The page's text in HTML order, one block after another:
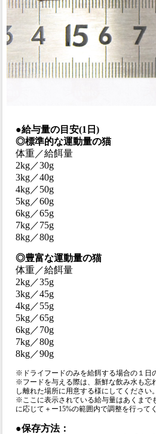
●給与量の目安(1日)
◎標準的な運動量の猫
体重／給餌量
2kg／30g
3kg／40g
4kg／50g
5kg／60g
6kg／65g
7kg／75g
8kg／80g
◎豊富な運動量の猫
体重／給餌量
2kg／35g
3kg／45g
4kg／55g
5kg／65g
6kg／70g
7kg／80g
8kg／90g
※ドライフードのみを給餌する場合の１日
※フードを与える際は、新鮮な飲み水も忘
し離れた場所に用意する様にしてください。
※ここに表示されている給与量はあくまで
に応じて＋ー15%の範囲内で調整を行って
●保存方法：